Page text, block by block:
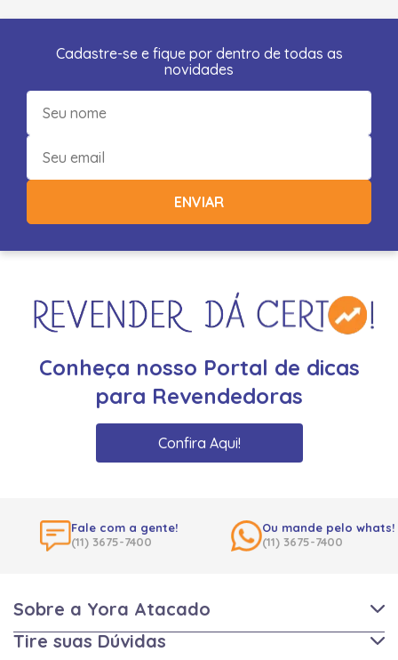
Cadastre-se e fique por dentro de todas as
novidades
ENVIAR
Conheça nosso Portal de dicas
para Revendedoras
Confira Aqui!
Fale com a gente!
(11) 3675-7400
Ou mande pelo whats!
(11) 3675-7400
Sobre a Yora Atacado
Tire suas Dúvidas